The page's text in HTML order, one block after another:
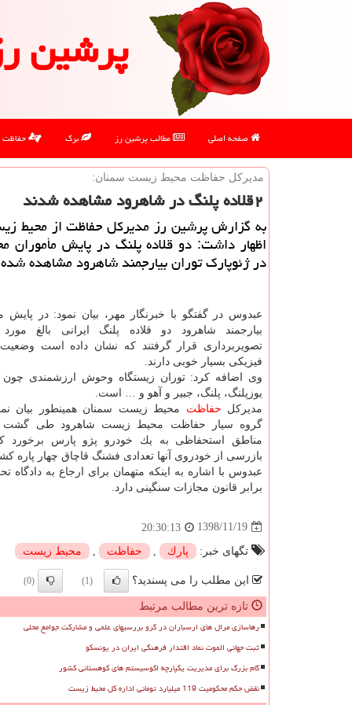
پرشین
صفحه اصلی مطالب پرشین رز برگ حفاظت
مدیركل حفاظت محیط زیست سمنان:
۲قلاده پلنگ در شاهرود مشاهده شدند
به گزارش پرشین رز مدیركل حفاظت از محیط
اظهار داشت: دو قلاده پلنگ در پایش مأموران
در ژئوپارك توران بیارجمند شاهرود مشاهده
عبدوس در گفتگو با خبرنگار مهر، بیان نمود: در پایش
بیارجمند شاهرود دو قلاده پلنگ ایرانی بالغ
تصویربرداری قرار گرفتند كه نشان داده است
فیزیكی بسیار خوبی دارند.
وی اضافه كرد: توران زیستگاه وحوش ارزشمندی چون
یوزپلنگ، پلنگ، جبیر و آهو و … است.
مدیركل حفاظت محیط زیست سمنان همینطور بیان
گروه سیار حفاظت محیط زیست شاهرود طی گشت
مناطق استحفاظی به یك خودرو پژو پارس برخورد
بازرسی از خودروی آنها تعدادی فشنگ قاچاق چهار
عبدوس با اشاره به اینكه متهمان برای ارجاع به
برابر قانون مجازات سنگینی دارد.
1398/11/19
20:30:13
تگهای خبر:
پارك حفاظت محیط زیست
این مطلب را می پسندید؟ (1)
(0)
تازه ترین مطالب مرتبط
رهاسازی مرال های ارسباران در گرو بررسیهای علمی و مشارکت جوامع محلی
ثبت جهانی الموت نماد اقتدار فرهنگی ایران در یونسکو
گام بزرگ برای مدیریت یکپارچه اکوسیستم های کوهستانی کشور
نقض حکم محکومیت 119 میلیارد تومانی اداره کل محیط زیست